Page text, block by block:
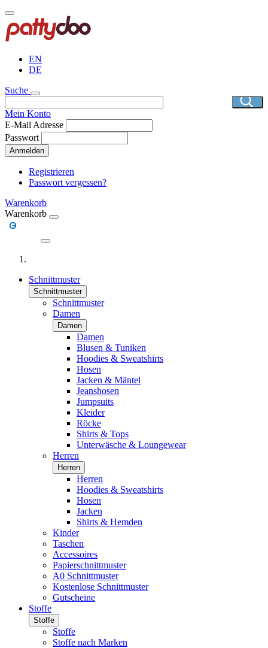
Direkt
zum
Inhalt
EN
DE
Suche
Mein Konto
E-Mail Adresse
Passwort
Anmelden
Registrieren
Passwort vergessen?
Warenkorb
Warenkorb
Schnittmuster
Schnittmuster
Schnittmuster
Damen
Damen
Damen
Blusen & Tuniken
Hoodies & Sweatshirts
Hosen
Jacken & Mäntel
Jeanshosen
Jumpsuits
Kleider
Röcke
Shirts & Tops
Unterwäsche & Loungewear
Herren
Herren
Herren
Hoodies & Sweatshirts
Hosen
Jacken
Shirts & Hemden
Kinder
Taschen
Accessoires
Papierschnittmuster
A0 Schnittmuster
Kostenlose Schnittmuster
Gutscheine
Stoffe
Stoffe
Stoffe
Stoffe nach Marken